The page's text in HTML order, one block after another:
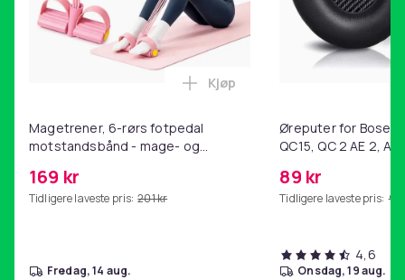
Artikkel nr.
614cc007-fe66-53f5-8bf3-4ab9cf3db856
Produktsikkerhetsinformasjon
Magetrener, 6-rørs fotpedal
motstandsbånd - mage- og
hjemmegymnastikk Pink
169 kr
Tidligere laveste pris: 201 kr
Legg Magetrener, 6-rørs
Kjøp
fredag, 14 aug.
Øreputer for Bose
QC15, QC 2 AE 2, AE
89 kr
Tidligere laveste pris: 99
4,6
onsdag, 19 aug.